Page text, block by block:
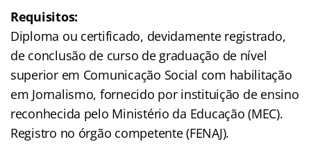
Requisitos:
Diploma ou certificado, devidamente registrado,
de conclusão de curso de graduação de nível
superior em Comunicação Social com habilitação
em Jornalismo, fornecido por instituição de ensino
reconhecida pelo Ministério da Educação (MEC).
Registro no órgão competente (FENAJ).